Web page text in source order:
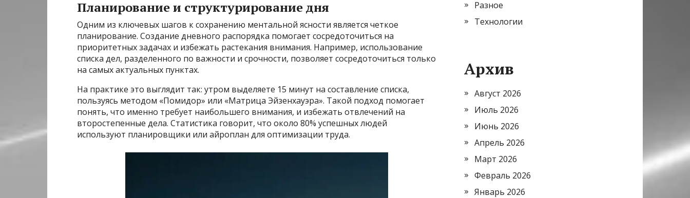
Планирование и структурирование дня
Одним из ключевых шагов к сохранению ментальной ясности является четкое
планирование. Создание дневного распорядка помогает сосредоточиться на
приоритетных задачах и избежать растекания внимания. Например, использование
списка дел, разделенного по важности и срочности, позволяет сосредоточиться только
на самых актуальных пунктах.
На практике это выглядит так: утром выделяете 15 минут на составление списка,
пользуясь методом «Помидор» или «Матрица Эйзенхауэра». Такой подход помогает
понять, что именно требует наибольшего внимания, и избежать отвлечений на
второстепенные дела. Статистика говорит, что около 80% успешных людей
используют планировщики или айроплан для оптимизации труда.
Разное
Технологии
Архив
Август 2026
Июль 2026
Июнь 2026
Апрель 2026
Март 2026
Февраль 2026
Январь 2026